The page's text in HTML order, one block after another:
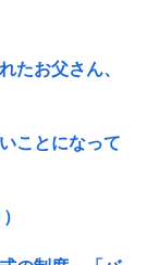
たお父さん、
ことになって